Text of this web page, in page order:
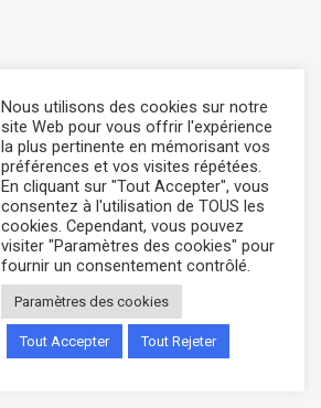
Nous utilisons des cookies sur notre
site Web pour vous offrir l'expérience
la plus pertinente en mémorisant vos
préférences et vos visites répétées.
En cliquant sur "Tout Accepter", vous
consentez à l'utilisation de TOUS les
cookies. Cependant, vous pouvez
visiter "Paramètres des cookies" pour
fournir un consentement contrôlé.
Paramètres des cookies
Tout Accepter Tout Rejeter